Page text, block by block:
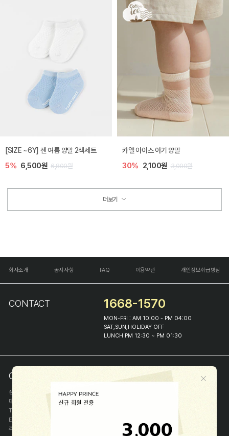
[SIZE ~6Y] 젠 여름 양말 2색세트
5% 6,500원 6,800원
카엘 아이스 아기 양말
30% 2,100원 3,000원
더보기
회사소개 공지사항 FAQ 이용약관 개인정보취급방침
CONTACT 1668-1570
MON-FRI : AM 10:00 - PM 04:00
SAT,SUN,HOLIDAY OFF
LUNCH PM 12:30 ~ PM 01:30
COMPANY INFO
상호
(주)해피프린스
대표
이화진
TEL
E-MAIL
주소